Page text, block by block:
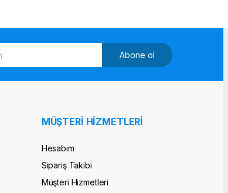
Abone ol
MÜŞTERİ HİZMETLERİ
Hesabım
Sipariş Takibi
Müşteri Hizmetleri